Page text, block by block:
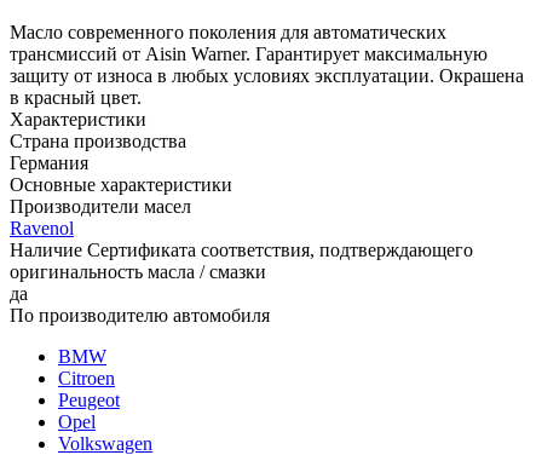
Масло современного поколения для автоматических
трансмиссий от Aisin Warner. Гарантирует максимальную
защиту от износа в любых условиях эксплуатации. Окрашена
в красный цвет.
Характеристики
Страна производства
Германия
Основные характеристики
Производители масел
Ravenol
Наличие Сертификата соответствия, подтверждающего
оригинальность масла / смазки
да
По производителю автомобиля
BMW
Citroen
Peugeot
Opel
Volkswagen